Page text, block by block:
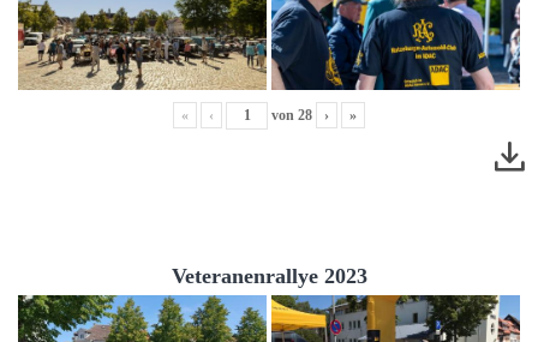
« ‹ von 28 › »
Veteranenrallye 2023